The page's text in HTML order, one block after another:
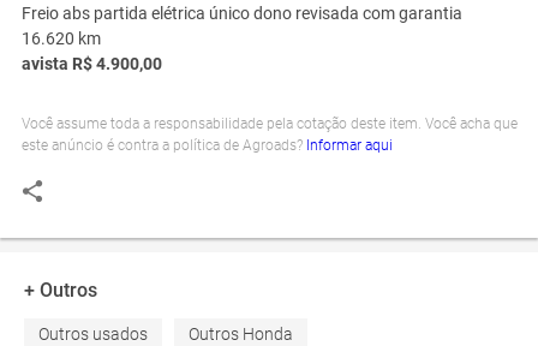
Freio abs partida elétrica único dono revisada com garantia
16.620 km
avista R$ 4.900,00
Você assume toda a responsabilidade pela cotação deste item. Você acha que
este anúncio é contra a política de Agroads? Informar aqui
+ Outros
Outros usados Outros Honda